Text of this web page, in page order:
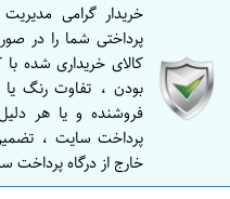
خریدار گرامی
پرداختی شما را در
کالای خریداری شده
بودن ، تفاوت رنگ
فروشنده و یا هر
پرداخت سایت ،
خارج از درگاه پرداخت